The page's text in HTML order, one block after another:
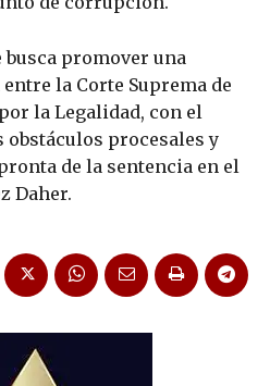
busca promover una
la Corte Suprema de
la Legalidad, con el
obstáculos procesales y
de la sentencia en el
Daher.